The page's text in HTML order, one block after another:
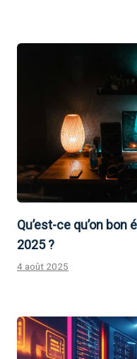
Qu’est-ce qu’on
2025 ?
4 août 2025